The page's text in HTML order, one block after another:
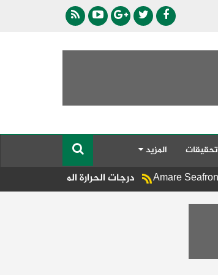
تحقيقات المزيد
درجات الحرارة المتوقعة اليوم الخميس على